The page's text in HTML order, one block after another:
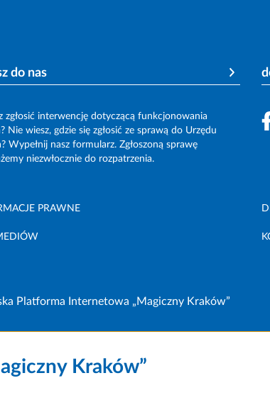
do nas
zgłosić interwencję dotyczącą funkcjonowania
Nie wiesz, gdzie się zgłosić ze sprawą do Urzędu
Wypełnij nasz formularz. Zgłoszoną sprawę
niezwłocznie do rozpatrzenia.
PRAWNE
Platforma Internetowa „Magiczny Kraków”
Kraków”